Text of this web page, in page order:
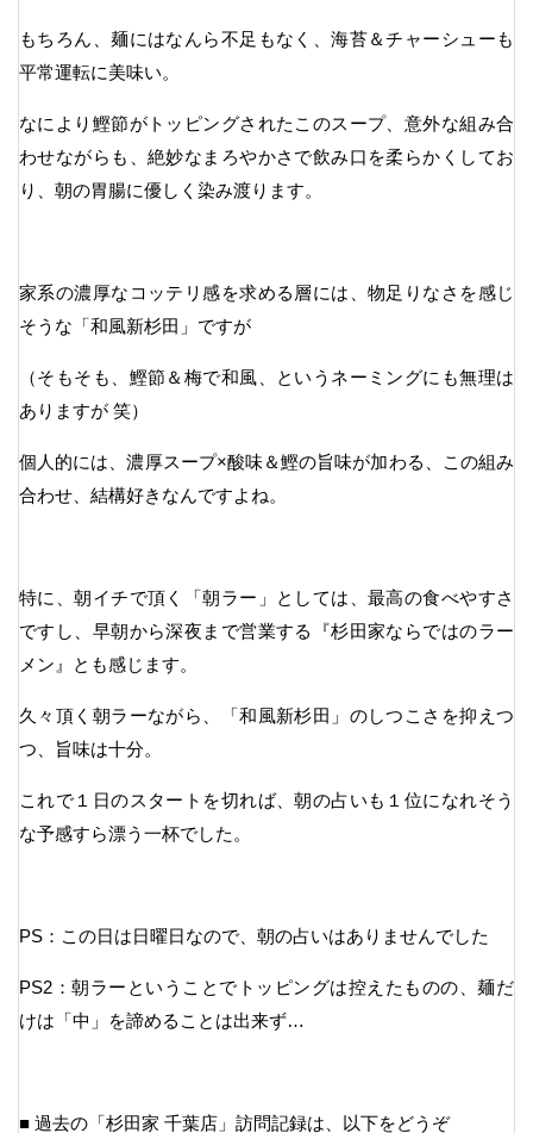
もちろん、麺にはなんら不足もなく、海苔＆チャーシューも
平常運転に美味い。
なにより鰹節がトッピングされたこのスープ、意外な組み合
わせながらも、絶妙なまろやかさで飲み口を柔らかくしてお
り、朝の胃腸に優しく染み渡ります。
家系の濃厚なコッテリ感を求める層には、物足りなさを感じ
そうな「和風新杉田」ですが
（そもそも、鰹節＆梅で和風、というネーミングにも無理は
ありますが 笑）
個人的には、濃厚スープ×酸味＆鰹の旨味が加わる、この組み
合わせ、結構好きなんですよね。
特に、朝イチで頂く「朝ラー」としては、最高の食べやすさ
ですし、早朝から深夜まで営業する『杉田家ならではのラー
メン』とも感じます。
久々頂く朝ラーながら、「和風新杉田」のしつこさを抑えつ
つ、旨味は十分。
これで１日のスタートを切れば、朝の占いも１位になれそう
な予感すら漂う一杯でした。
PS：この日は日曜日なので、朝の占いはありませんでした
PS2：朝ラーということでトッピングは控えたものの、麺だ
けは「中」を諦めることは出来ず…
■ 過去の「杉田家 千葉店」訪問記録は、以下をどうぞ